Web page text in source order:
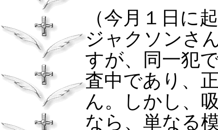
（今月１日に
ジャクソンさ
すが、同一犯
査中であり、
ん。しかし、
なら、単なる